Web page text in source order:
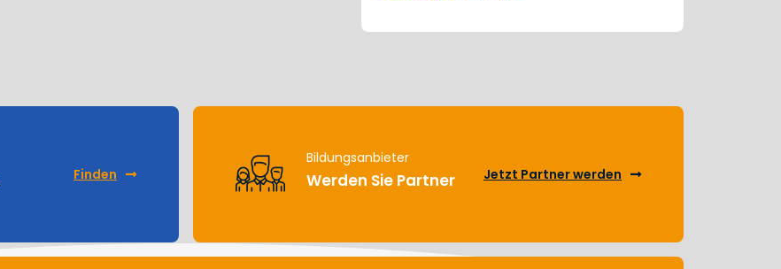
Finden
Bildungsanbieter
Werden Sie Partner Jetzt Partner werden